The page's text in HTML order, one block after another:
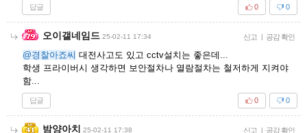
답글 0
0
오이갤네임드 25-02-11 17:34 신고 | 공감 확인
@경찰아죠씨 대전사고도 있고 cctv설치는 좋은데...
학생 프라이버시 생각하면 보안절차나 열람절차는 철저하게 지켜야
함...
답글 0
0
밤양아치 25-02-11 17:38 신고 | 공감 확인